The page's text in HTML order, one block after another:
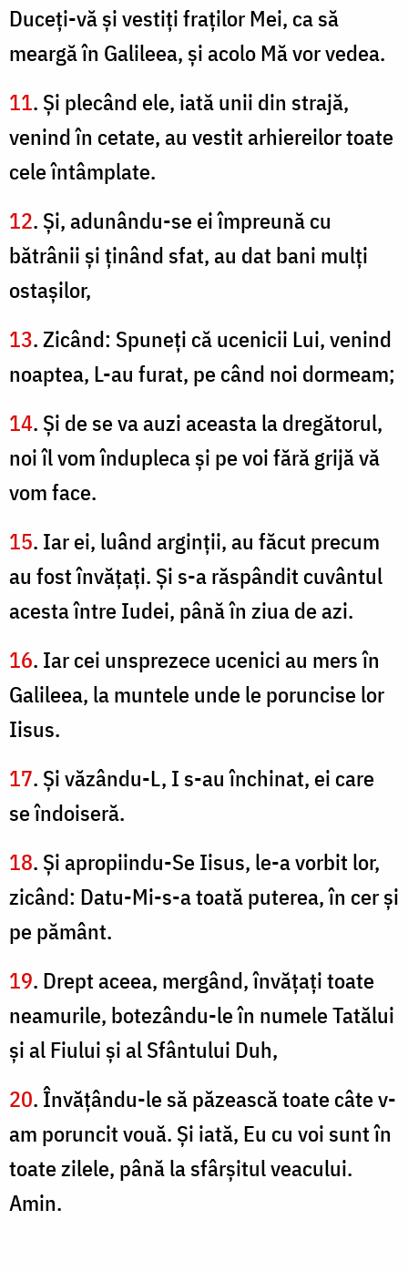
Duceţi-vă şi vestiţi fraţilor Mei, ca să
meargă în Galileea, şi acolo Mă vor vedea.
11. Şi plecând ele, iată unii din strajă,
venind în cetate, au vestit arhiereilor toate
cele întâmplate.
12. Şi, adunându-se ei împreună cu
bătrânii şi ţinând sfat, au dat bani mulţi
ostaşilor,
13. Zicând: Spuneţi că ucenicii Lui, venind
noaptea, L-au furat, pe când noi dormeam;
14. Şi de se va auzi aceasta la dregătorul,
noi îl vom îndupleca şi pe voi fără grijă vă
vom face.
15. Iar ei, luând arginţii, au făcut precum
au fost învăţaţi. Şi s-a răspândit cuvântul
acesta între Iudei, până în ziua de azi.
16. Iar cei unsprezece ucenici au mers în
Galileea, la muntele unde le poruncise lor
Iisus.
17. Şi văzându-L, I s-au închinat, ei care
se îndoiseră.
18. Şi apropiindu-Se Iisus, le-a vorbit lor,
zicând: Datu-Mi-s-a toată puterea, în cer şi
pe pământ.
19. Drept aceea, mergând, învăţaţi toate
neamurile, botezându-le în numele Tatălui
şi al Fiului şi al Sfântului Duh,
20. Învăţându-le să păzească toate câte v-
am poruncit vouă. Și iată, Eu cu voi sunt în
toate zilele, până la sfârşitul veacului.
Amin.